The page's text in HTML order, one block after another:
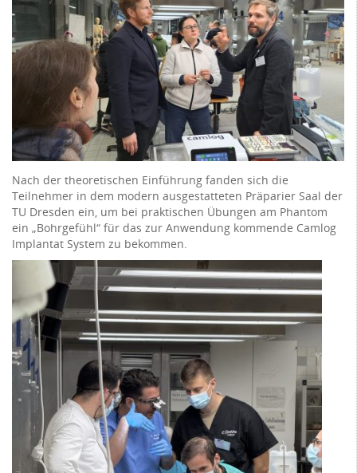
Nach der theoretischen Einführung fanden sich die
Teilnehmer in dem modern ausgestatteten Präparier Saal der
TU Dresden ein, um bei praktischen Übungen am Phantom
ein „Bohrgefühl“ für das zur Anwendung kommende Camlog
Implantat System zu bekommen.